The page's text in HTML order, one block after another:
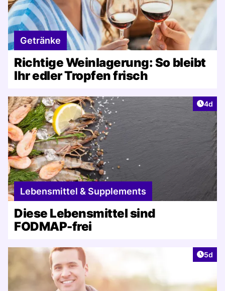
Getränke
Richtige Weinlagerung: So bleibt
Ihr edler Tropfen frisch
4d
Lebensmittel & Supplements
Diese Lebensmittel sind
FODMAP-frei
5d